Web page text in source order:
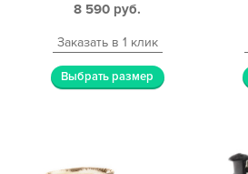
8 590 руб.
Заказать в 1 клик
Выбрать размер